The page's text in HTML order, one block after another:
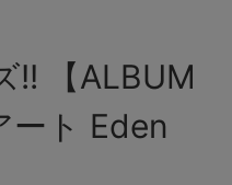
!! 【ALBUM
ート Eden